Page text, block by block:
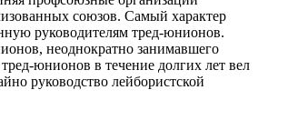
союзов. Самый характер
руководителям тред-юнионов.
неоднократно занимавшего
юнионов в течение долгих лет вел
руководство лейбористской